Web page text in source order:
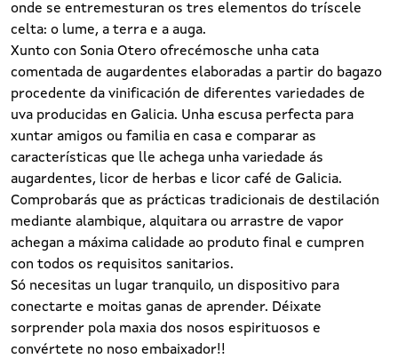
onde se entremesturan os tres elementos do tríscele
celta: o lume, a terra e a auga.
Xunto con Sonia Otero ofrecémosche unha cata
comentada de augardentes elaboradas a partir do bagazo
procedente da vinificación de diferentes variedades de
uva producidas en Galicia. Unha escusa perfecta para
xuntar amigos ou familia en casa e comparar as
características que lle achega unha variedade ás
augardentes, licor de herbas e licor café de Galicia.
Comprobarás que as prácticas tradicionais de destilación
mediante alambique, alquitara ou arrastre de vapor
achegan a máxima calidade ao produto final e cumpren
con todos os requisitos sanitarios.
Só necesitas un lugar tranquilo, un dispositivo para
conectarte e moitas ganas de aprender. Déixate
sorprender pola maxia dos nosos espirituosos e
convértete no noso embaixador!!